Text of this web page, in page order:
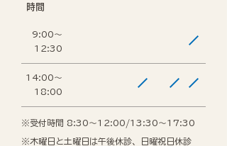
時間
9:00～
12:30
14:00～
18:00
※受付時間 8:30～12:00/13:30～17:30
※木曜日と土曜日は午後休診、日曜祝日休診